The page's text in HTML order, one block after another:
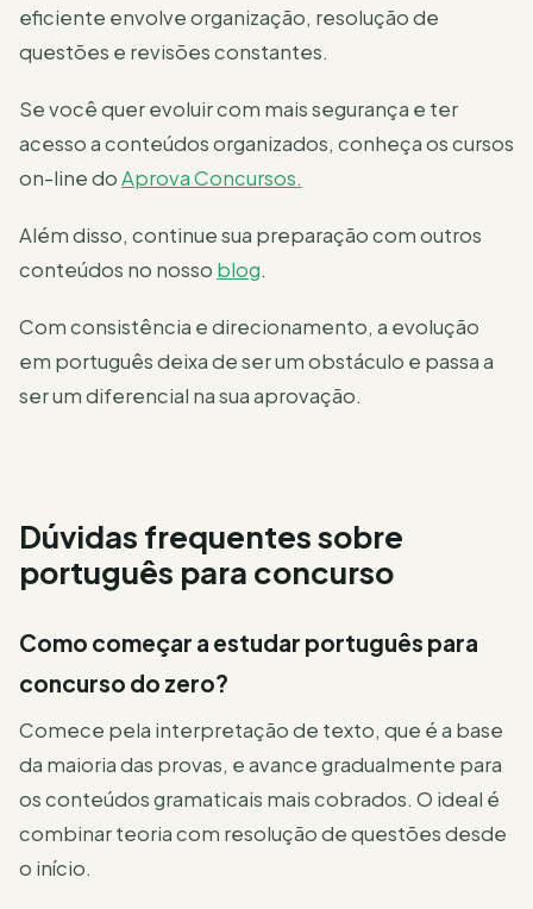
eficiente envolve organização, resolução de
questões e revisões constantes.
Se você quer evoluir com mais segurança e ter
acesso a conteúdos organizados, conheça os cursos
on-line doAprova Concursos.
Além disso, continue sua preparação com outros
conteúdos no nosso blog.
Com consistência e direcionamento, a evolução
em português deixa de ser um obstáculo e passa a
ser um diferencial na sua aprovação.
Dúvidas frequentes sobre
português para concurso
Como começar a estudar português para
concurso do zero?
Comece pela interpretação de texto, que é a base
da maioria das provas, e avance gradualmente para
os conteúdos gramaticais mais cobrados. O ideal é
combinar teoria com resolução de questões desde
o início.